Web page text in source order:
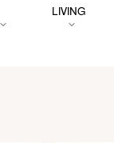
LIVING